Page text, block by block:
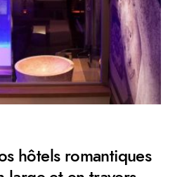
hôtels romantiques